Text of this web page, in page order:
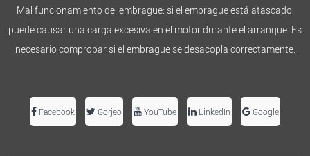
Mal funcionamiento del embrague: si el embrague está atascado,
puede causar una carga excesiva en el motor durante el arranque. Es
necesario comprobar si el embrague se desacopla correctamente.
Facebook Gorjeo YouTube LinkedIn Google